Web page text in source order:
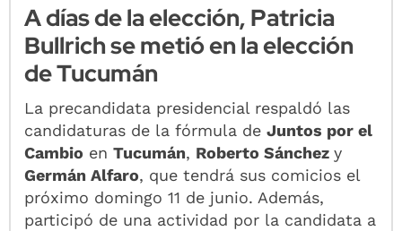
A días de la elección, Patricia
Bullrich se metió en la elección
de Tucumán
La precandidata presidencial respaldó las
candidaturas de la fórmula deJuntos por el
Cambio enTucumán, Roberto Sánchezy
Germán Alfaro, que tendrá sus comicios el
próximo domingo 11 de junio. Además,
participó de una actividad por la candidata a